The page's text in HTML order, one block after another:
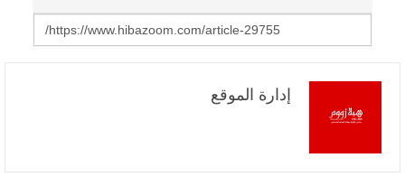
إدارة الموقع